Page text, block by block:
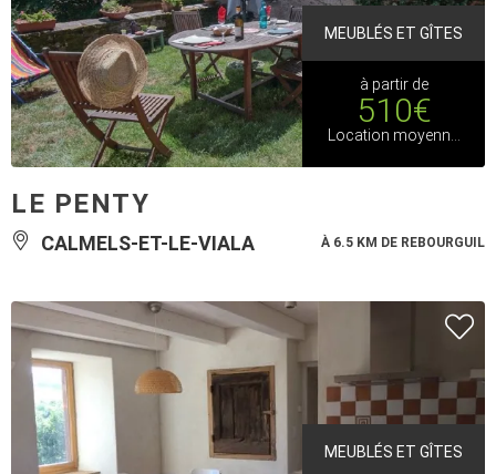
MEUBLÉS ET GÎTES
à partir de
510€
LE PENTY
CALMELS-ET-LE-VIALA À 6.5 KM DE REBOURGUIL
MEUBLÉS ET GÎTES